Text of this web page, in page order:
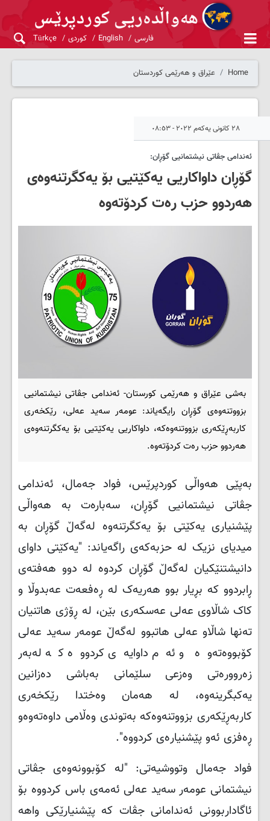
فارسی English کوردی Türkçe
Home عێراق و هەرێمی کوردستان
٢٨ کانونی یەکەم ٢٠٢٢ - ٠٨:٥٣
ئه‌ندامی جڤاتی نیشتمانیی گۆڕان:
گۆڕان داواکاریی یه‌کێتیی بۆ یه‌کگرتنەوەی
هه‌ردوو حزب رەت کردۆتەوە
بەشی عێراق و هەرێمی کورستان- ئەندامی جڤاتی نیشتمانیی
بزووتنەوەی گۆڕان رایگه‌یاند: عومه‌ر سه‌ید عه‌لی، رێکخه‌ری
کاربه‌ڕێکه‌ری بزووتنه‌وه‌که‌، داواکاریی یه‌کێتیی بۆ یه‌کگرتنەوەی
هه‌ردوو حزب رەت کردۆتەوە.
بەپێی هەواڵی کوردپرێس، فواد جەمال، ئه‌ندامی
جڤاتی نیشتمانیی گۆڕان، سه‌باره‌ت به هەواڵی‌
پێشنیاری یەکێتی بۆ یه‌کگرتنه‌وه‌ لەگەڵ گۆڕان بە
میدیای نزیک لە حزبەکەی راگەیاند: "یەکێتی داوای
دانیشتنێکیان لەگەڵ گۆڕان کردوە لە دوو هه‌فتەی
ڕابردوو کە بڕیار بوو هه‌ریەک لە ڕەفعەت عەبدوڵا و
کاک شاڵاوی عەلی عەسکەری بێن، لە ڕۆژی هاتنیان
تەنها شاڵاو عەلی هاتبوو لەگەڵ عومەر سه‌ید عه‌لی
کۆبووه‌تەوە و ئەم داوایەی کردووە کە لەبەر
زەروورەتی وەزعی سلێمانی بەباشی دەزانین
یەکبگرینەوە، لە هه‌مان وەختدا رێکخه‌ری
کاربه‌ڕێکه‌ری بزووتنه‌وه‌که‌ بەتوندی وەڵامی داوەتەوەو
ڕەفزی ئەو پێشنیارەی کردووە".
فواد جەمال وتووشیەتی: "لە کۆبوونەوەی جڤاتی
نیشتمانی عومەر سەید عەلی ئەمەی باس کردووە بۆ
ئاگاداربوونی ئەندامانی جڤات کە پێشنیارێکی واهه